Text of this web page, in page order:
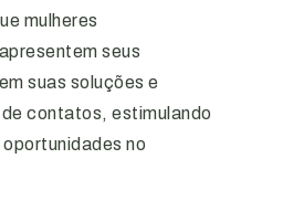
mulheres
seus
suas soluções e
contatos, estimulando
no